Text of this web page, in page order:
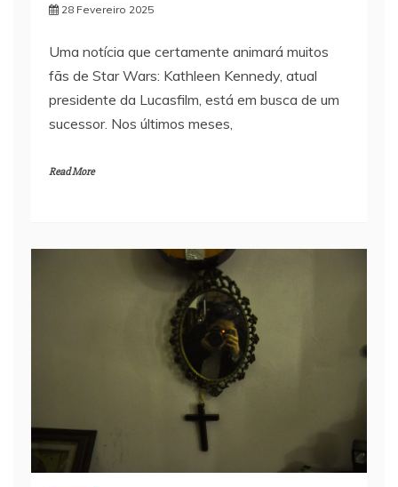
28 Fevereiro 2025
Uma notícia que certamente animará muitos
fãs de Star Wars: Kathleen Kennedy, atual
presidente da Lucasfilm, está em busca de um
sucessor. Nos últimos meses,
Read More